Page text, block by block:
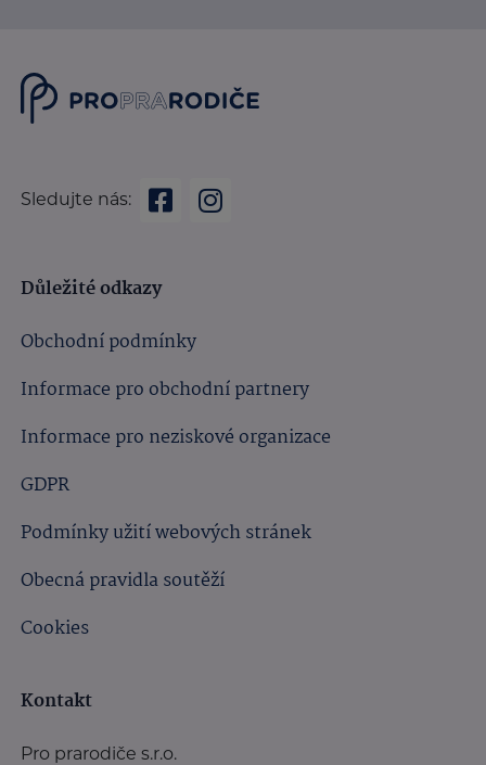
Sledujte nás:
Důležité odkazy
Obchodní podmínky
Informace pro obchodní partnery
Informace pro neziskové organizace
GDPR
Podmínky užití webových stránek
Obecná pravidla soutěží
Cookies
Kontakt
Pro prarodiče s.r.o.